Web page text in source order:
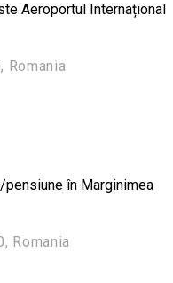
Aeroportul Internațional
Romania
pensiune în Marginimea
Romania